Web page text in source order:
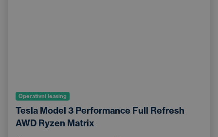
Operativní leasing
Tesla Model 3 Performance Full Refresh
AWD Ryzen Matrix